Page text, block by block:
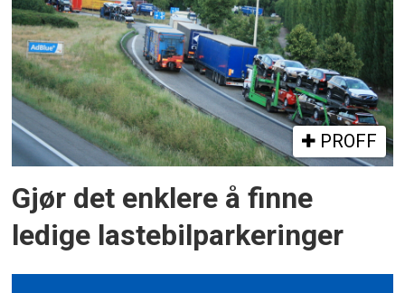
PROFF
Gjør det enklere å finne
ledige lastebilparkeringer